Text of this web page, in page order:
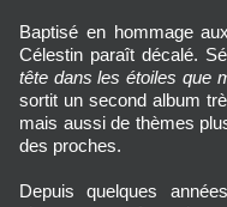
Baptisé en hommage
Célestin paraît décalé.
tête dans les étoiles que
sortit un second album
mais aussi de thèmes
des proches.
Depuis quelques